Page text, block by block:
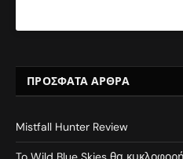
ΠΡΌΣΦΑΤΑ ΆΡΘΡΑ
Mistfall Hunter Review